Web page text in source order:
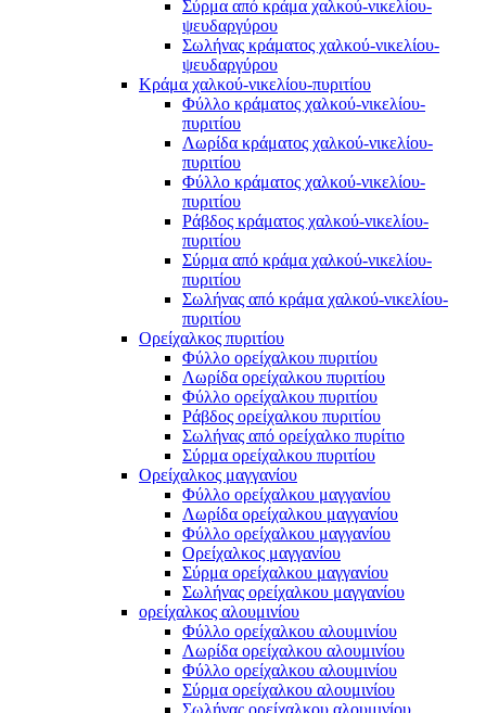
Σύρμα από κράμα χαλκού-νικελίου-
ψευδαργύρου
Σωλήνας κράματος χαλκού-νικελίου-
ψευδαργύρου
Κράμα χαλκού-νικελίου-πυριτίου
Φύλλο κράματος χαλκού-νικελίου-
πυριτίου
Λωρίδα κράματος χαλκού-νικελίου-
πυριτίου
Φύλλο κράματος χαλκού-νικελίου-
πυριτίου
Ράβδος κράματος χαλκού-νικελίου-
πυριτίου
Σύρμα από κράμα χαλκού-νικελίου-
πυριτίου
Σωλήνας από κράμα χαλκού-νικελίου-
πυριτίου
Ορείχαλκος πυριτίου
Φύλλο ορείχαλκου πυριτίου
Λωρίδα ορείχαλκου πυριτίου
Φύλλο ορείχαλκου πυριτίου
Ράβδος ορείχαλκου πυριτίου
Σωλήνας από ορείχαλκο πυρίτιο
Σύρμα ορείχαλκου πυριτίου
Ορείχαλκος μαγγανίου
Φύλλο ορείχαλκου μαγγανίου
Λωρίδα ορείχαλκου μαγγανίου
Φύλλο ορείχαλκου μαγγανίου
Ορείχαλκος μαγγανίου
Σύρμα ορείχαλκου μαγγανίου
Σωλήνας ορείχαλκου μαγγανίου
ορείχαλκος αλουμινίου
Φύλλο ορείχαλκου αλουμινίου
Λωρίδα ορείχαλκου αλουμινίου
Φύλλο ορείχαλκου αλουμινίου
Σύρμα ορείχαλκου αλουμινίου
Σωλήνας ορείχαλκου αλουμινίου